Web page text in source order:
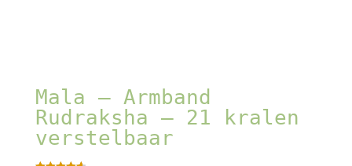
Mala – Armband
Rudraksha – 21 kralen
verstelbaar